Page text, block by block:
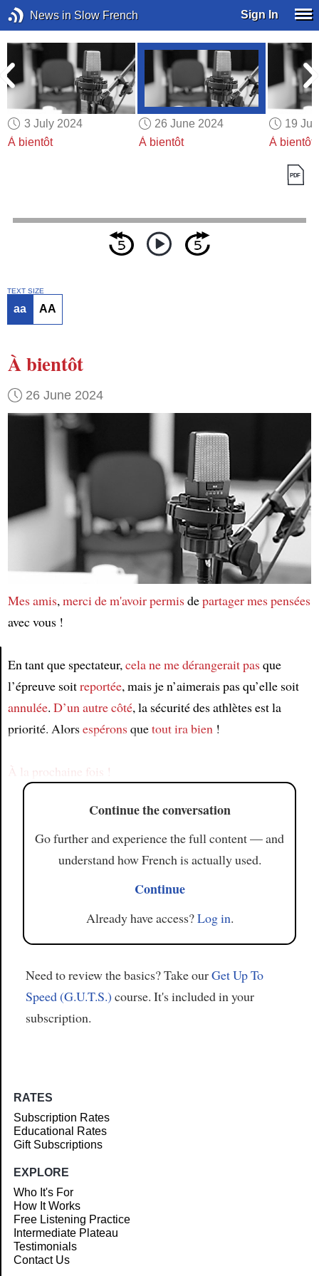
News in Slow French Sign In
3 July 2024
À bientôt
26 June 2024
À bientôt
19
À bientôt
Article
TEXT SIZE
aa AA
À bientôt
26 June 2024
Mes amis,merci de m'avoir permisdepartager mes pensées
avec vous !
En tant que spectateur,cela ne me dérangerait pasque
l’épreuve soitreportée, mais je n’aimerais pas qu’elle soit
annulée. D’un autre côté, la sécurité des athlètes est la
priorité. Alorsespérons quetout ira bien!
À la prochaine fois !
Continue the conversation
Go further and experience the full content — and
understand how French is actually used.
Continue
Already have access?Log in.
Need to review the basics? Take ourGet Up To
Speed (G.U.T.S.) course. It's included in your
subscription.
RATES
Subscription Rates
Educational Rates
Gift Subscriptions
EXPLORE
Who It's For
How It Works
Free Listening Practice
Intermediate Plateau
Testimonials
Contact Us